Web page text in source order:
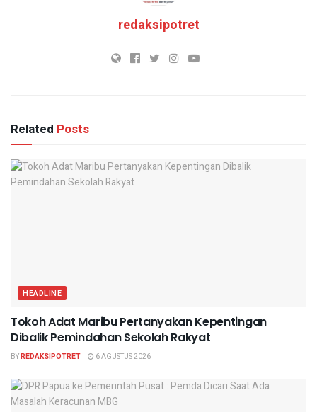
redaksipotret
Related Posts
HEADLINE
Tokoh Adat Maribu Pertanyakan Kepentingan
Dibalik Pemindahan Sekolah Rakyat
BYREDAKSIPOTRET 6 AGUSTUS 2026